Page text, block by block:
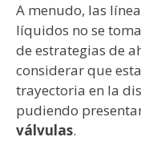
A menudo, las
líquidos no se
de estrategias de
considerar que
trayectoria en la
pudiendo
válvulas.